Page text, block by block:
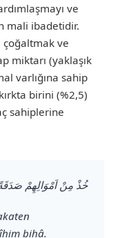
ve
mali ibadetidir.
çoğaltmak ve
miktarı (yaklaşık
varlığına sahip
birini (%2,5)
sahiplerine
خُذْ مِنْ اَمْوَالِهِمْ
bihâ.